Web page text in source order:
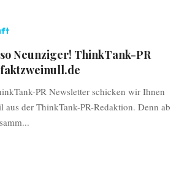
Neunziger! ThinkTank-PR
PR Newsletter schicken wir Ihnen
aus der ThinkTank-PR-Redaktion. Denn ab